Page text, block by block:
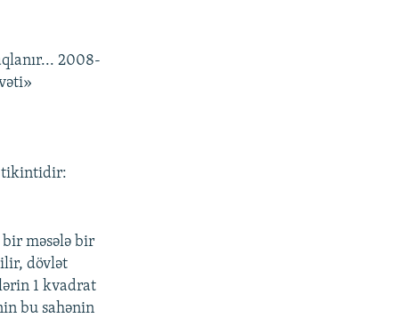
2008-
tikintidir:
məsələ bir
dövlət
1 kvadrat
bu sahənin